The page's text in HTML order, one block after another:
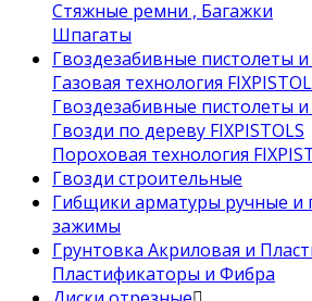
Стяжные ремни , Багажки
Шпагаты
Гвоздезабивные пистолеты
Газовая технология
Гвоздезабивные пистолеты и
Гвозди по дереву FIXPISTOLS
Пороховая технология
Гвозди строительные
Гибщики арматуры ручные и
зажимы
Грунтовка Акриловая и
Пластификаторы и Фибра